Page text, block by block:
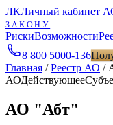
ЛКЛичный кабинет
ЗАКОНУ
РискиВозможности
8 800 5000-136
Главная /Реестр АО /
АОДействующее
АО "Абт"